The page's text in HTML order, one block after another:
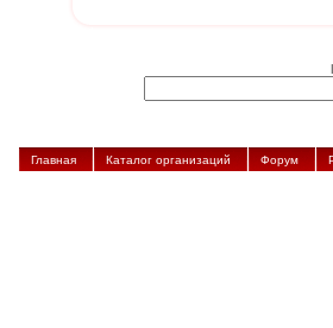
Главная Каталог организаций Форум